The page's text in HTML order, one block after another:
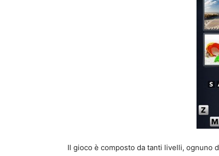
Il gioco è composto da tanti livelli, ognuno